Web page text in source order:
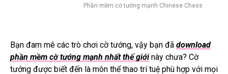
Phần mềm cờ tướng mạnh Chinese Chess
Bạn đam mê các trò chơi cờ tướng, vậy bạn đã download
phần mềm cờ tướng mạnh nhất thế giớinày chưa? Cờ
tướng được biết đến là môn thể thao trí tuệ phù hợp với mọi